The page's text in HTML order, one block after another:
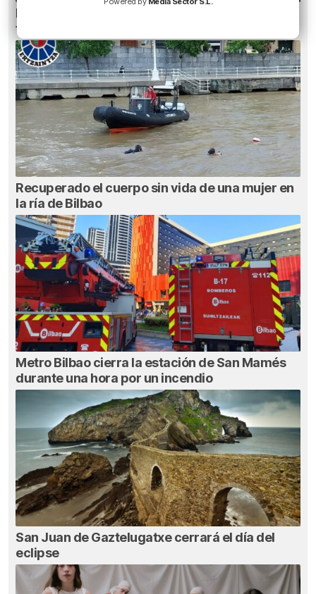
Heridas dos personas en un accidente entre
tres vehículos en la A8 en Muskiz
Recuperado el cuerpo sin vida de una mujer en
la ría de Bilbao
Metro Bilbao cierra la estación de San Mamés
durante una hora por un incendio
San Juan de Gaztelugatxe cerrará el día del
eclipse